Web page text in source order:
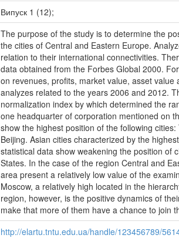
Випуск 1 (12);
The purpose of the study is to determine the
the cities of Central and Eastern Europe.
relation to their international connectivities.
data obtained from the Forbes Global 2000.
on revenues, profits, market value, asset
analyzes related to the years 2006 and 2012.
normalization index by which determined the
one headquarter of corporation mentioned on
show the highest position of the following
Beijing. Asian cities characterized by the
statistical data show weakening the position of
States. In the case of the region Central and
area present a relatively low value of the
Moscow, a relatively high located in the
region, however, is the positive dynamics of
make that more of them have a chance to join
http://elartu.tntu.edu.ua/handle/123456789/